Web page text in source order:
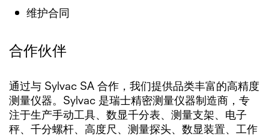
维护合同
合作伙伴
通过与 Sylvac SA 合作，我们提供品类丰富的高精度
测量仪器。Sylvac 是瑞士精密测量仪器制造商，专
注于生产手动工具、数显千分表、测量支架、电子
秤、千分螺杆、高度尺、测量探头、数显装置、工作